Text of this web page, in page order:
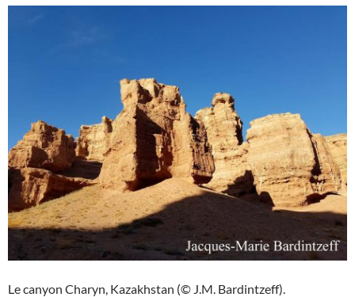
Le canyon Charyn, Kazakhstan (© J.M. Bardintzeff).